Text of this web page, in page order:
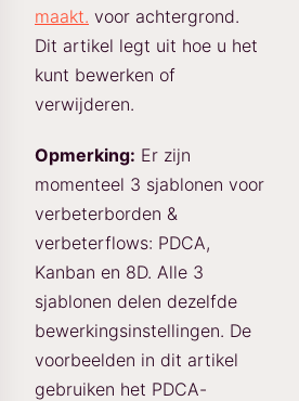
maakt. voor achtergrond.
Dit artikel legt uit hoe u het
kunt bewerken of
verwijderen.
Opmerking: Er zijn
momenteel 3 sjablonen voor
verbeterborden &
verbeterflows: PDCA,
Kanban en 8D. Alle 3
sjablonen delen dezelfde
bewerkingsinstellingen. De
voorbeelden in dit artikel
gebruiken het PDCA-